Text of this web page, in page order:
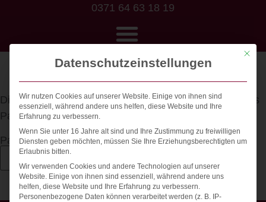
0371 64 63 18 19
Dieser Inhalt ist passwortgeschützt. Bitte gib unten das
Passwort ein, um ihn anzeigen zu können.
Passwort:
Mit
Datenschutzeinstellungen
Wir nutzen Cookies auf unserer Website. Einige von ihnen sind
essenziell, während andere uns helfen, diese Website und Ihre
Erfahrung zu verbessern.
Wenn Sie unter 16 Jahre alt sind und Ihre Zustimmung zu freiwilligen
Diensten geben möchten, müssen Sie Ihre Erziehungsberechtigten um
Erlaubnis bitten.
Wir verwenden Cookies und andere Technologien auf unserer
Website. Einige von ihnen sind essenziell, während andere uns
helfen, diese Website und Ihre Erfahrung zu verbessern.
Personenbezogene Daten können verarbeitet werden (z. B. IP-